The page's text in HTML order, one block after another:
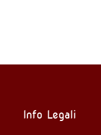
Info Legali